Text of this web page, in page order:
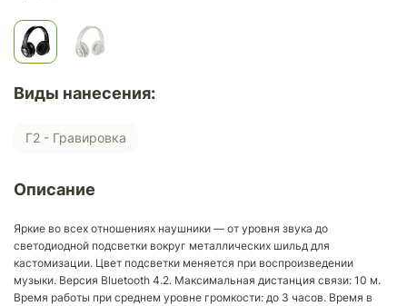
Виды нанесения:
Г2 - Гравировка
Описание
Яркие во всех отношениях наушники — от уровня звука до
светодиодной подсветки вокруг металлических шильд для
кастомизации. Цвет подсветки меняется при воспроизведении
музыки. Версия Bluetooth 4.2. Максимальная дистанция связи: 10 м.
Время работы при среднем уровне громкости: до 3 часов. Время в